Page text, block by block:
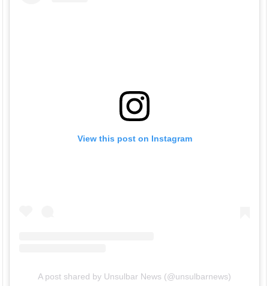
View this post on Instagram
A post shared by Unsulbar News (@unsulbarnews)